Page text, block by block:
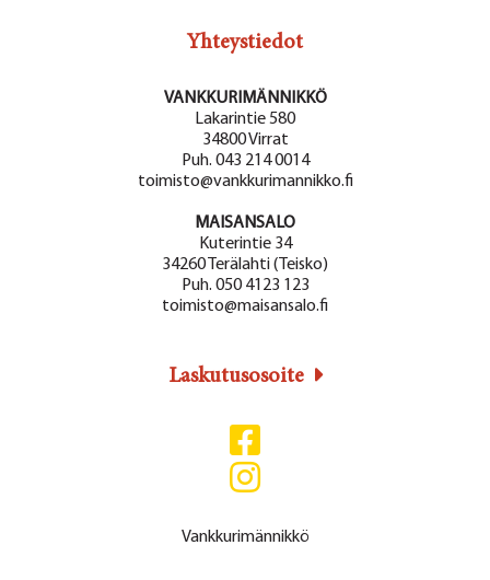
Yhteystiedot
VANKKURIMÄNNIKKÖ
Lakarintie 580
34800 Virrat
Puh. 043 214 0014
toimisto@vankkurimannikko.fi
MAISANSALO
Kuterintie 34
34260 Terälahti (Teisko)
Puh. 050 4123 123
toimisto@maisansalo.fi
Laskutusosoite
Vankkurimännikkö